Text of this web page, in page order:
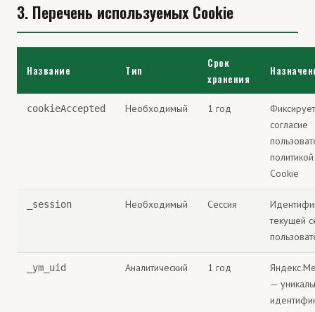
3. Перечень используемых Cookie
Название Тип
Срок
хранения
cookieAccepted Необходимый 1 год
Фиксирует
согласие
политикой
Cookie
_session Необходимый Сессия
текущей
_ym_uid Аналитический 1 год
—